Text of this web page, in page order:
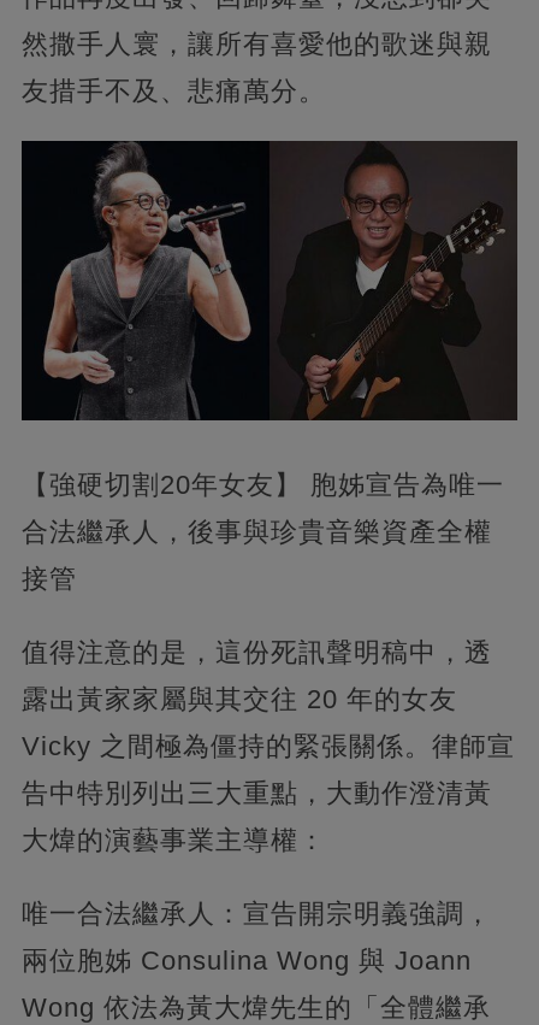
然撒手人寰，讓所有喜愛他的歌迷與親
友措手不及、悲痛萬分。
【強硬切割20年女友】 胞姊宣告為唯一
合法繼承人，後事與珍貴音樂資產全權
接管
值得注意的是，這份死訊聲明稿中，透
露出黃家家屬與其交往 20 年的女友
Vicky 之間極為僵持的緊張關係。律師宣
告中特別列出三大重點，大動作澄清黃
大煒的演藝事業主導權：
唯一合法繼承人：宣告開宗明義強調，
兩位胞姊 Consulina Wong 與 Joann
Wong 依法為黃大煒先生的「全體繼承